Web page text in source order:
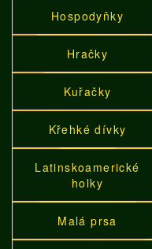
Hospodyňky
Hračky
Kuřačky
Křehké dívky
Latinskoamerické
holky
Malá prsa